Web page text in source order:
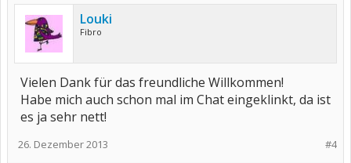
Louki
Fibro
Vielen Dank für das freundliche Willkommen!
Habe mich auch schon mal im Chat eingeklinkt, da ist
es ja sehr nett!
#4
26. Dezember 2013